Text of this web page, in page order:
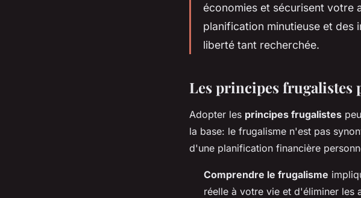
économies et sécurisent votre
planification minutieuse et des
liberté tant recherchée.
Les principes frugalistes
Adopter les principes frugalistes
la base: le frugalisme n'est pas
d'une planification financière
Comprendre le frugalisme
réelle à votre vie et d'éliminer les